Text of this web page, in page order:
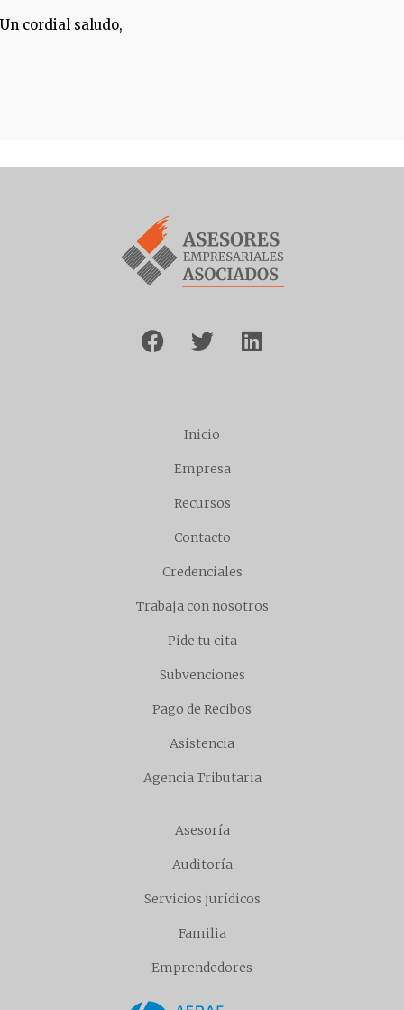
Un cordial saludo,
Inicio
Empresa
Recursos
Contacto
Credenciales
Trabaja con nosotros
Pide tu cita
Subvenciones
Pago de Recibos
Asistencia
Agencia Tributaria
Asesoría
Auditoría
Servicios jurídicos
Familia
Emprendedores